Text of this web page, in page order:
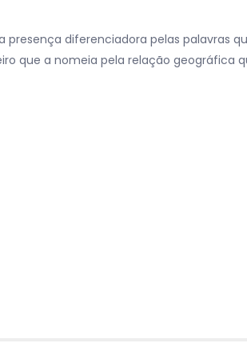
diferenciadora pelas palavras
que a nomeia pela relação geográfica